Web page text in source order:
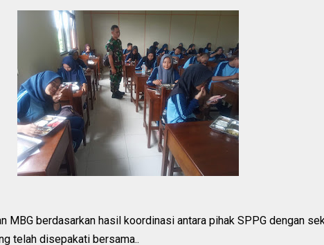
MBG berdasarkan hasil koordinasi antara pihak SPPG dengan
telah disepakati bersama..